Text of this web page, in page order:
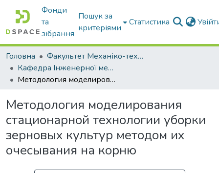
Фонди
та
зібрання
Пошук за
критеріями
Статистика
Головна
Факультет Механіко-технологічний
Кафедра Інженерної механіки та комп'ютерного проектування
Методология моделирования стационарной технологии уборки зерновых культур методом их очесывания на корню
Методология моделирования
стационарной технологии уборки
зерновых культур методом их
очесывания на корню